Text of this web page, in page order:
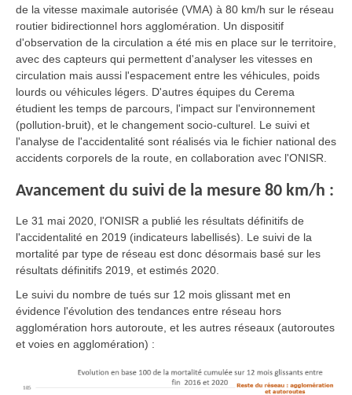
de la vitesse maximale autorisée (VMA) à 80 km/h sur le réseau
routier bidirectionnel hors agglomération. Un dispositif
d'observation de la circulation a été mis en place sur le territoire,
avec des capteurs qui permettent d'analyser les vitesses en
circulation mais aussi l'espacement entre les véhicules, poids
lourds ou véhicules légers. D'autres équipes du Cerema
étudient les temps de parcours, l'impact sur l'environnement
(pollution-bruit), et le changement socio-culturel. Le suivi et
l'analyse de l'accidentalité sont réalisés via le fichier national des
accidents corporels de la route, en collaboration avec l'ONISR.
Avancement du suivi de la mesure 80 km/h :
Le 31 mai 2020, l'ONISR a publié les résultats définitifs de
l'accidentalité en 2019 (indicateurs labellisés). Le suivi de la
mortalité par type de réseau est donc désormais basé sur les
résultats définitifs 2019, et estimés 2020.
Le suivi du nombre de tués sur 12 mois glissant met en
évidence l'évolution des tendances entre réseau hors
agglomération hors autoroute, et les autres réseaux (autoroutes
et voies en agglomération) :